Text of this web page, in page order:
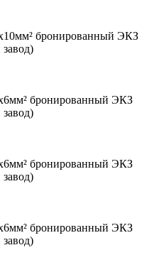
бронированный ЭКЗ
бронированный ЭКЗ
бронированный ЭКЗ
бронированный ЭКЗ